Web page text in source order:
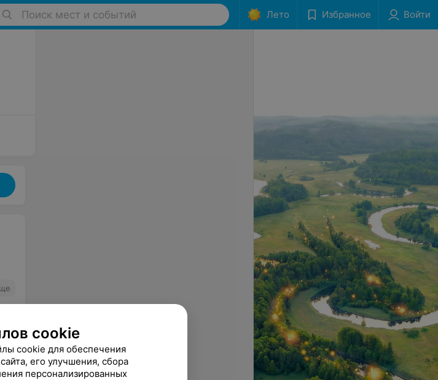
Поиск мест и событий Лето Избранное Войти
cookie
cookie для обеспечения
его улучшения, сбора
персонализированных